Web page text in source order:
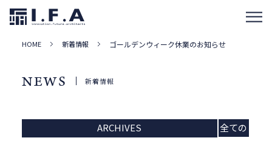
HOME 新着情報 ゴールデンウィーク休業のお知らせ
NEWS 新着情報
ARCHIVES
全ての